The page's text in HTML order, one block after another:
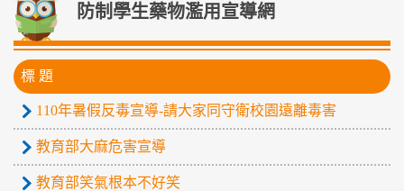
防制學生藥物濫用宣導網
標 題
110年暑假反毒宣導-請大家同守衛校園遠離毒害
教育部大麻危害宣導
教育部笑氣根本不好笑